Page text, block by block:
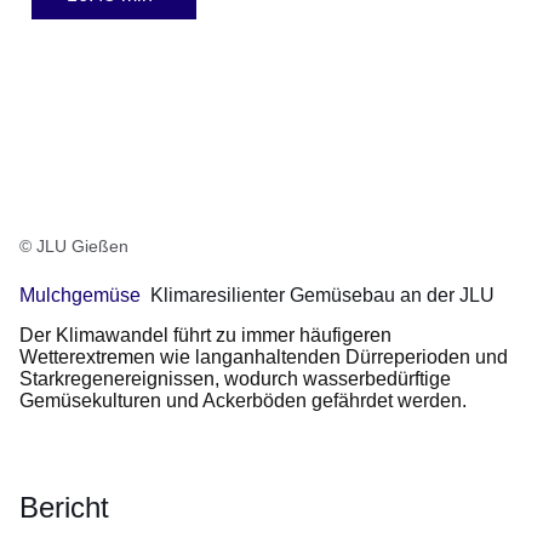
© JLU Gießen
Mulchgemüse Klimaresilienter Gemüsebau an der JLU
Der Klimawandel führt zu immer häufigeren
Wetterextremen wie langanhaltenden Dürreperioden und
Starkregenereignissen, wodurch wasserbedürftige
Gemüsekulturen und Ackerböden gefährdet werden.
Bericht